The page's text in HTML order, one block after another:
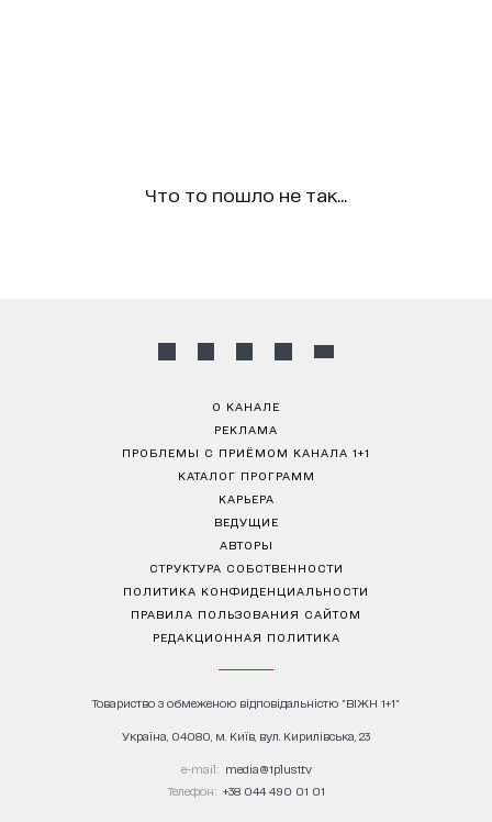
Что то пошло не так...
О КАНАЛЕ
РЕКЛАМА
ПРОБЛЕМЫ С ПРИЁМОМ КАНАЛА 1+1
КАТАЛОГ ПРОГРАММ
КАРЬЕРА
ВЕДУЩИЕ
АВТОРЫ
СТРУКТУРА СОБСТВЕННОСТИ
ПОЛИТИКА КОНФИДЕНЦИАЛЬНОСТИ
ПРАВИЛА ПОЛЬЗОВАНИЯ САЙТОМ
РЕДАКЦИОННАЯ ПОЛИТИКА
Товариство з обмеженою відповідальністю "ВІЖН 1+1"
Україна, 04080, м. Київ, вул. Кирилівська, 23
е-mail: media@1plus1.tv
Телефон: +38 044 490 01 01